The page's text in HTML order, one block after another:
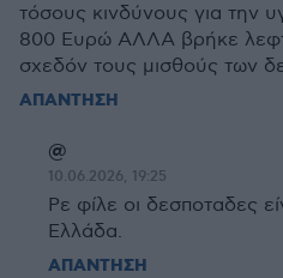
τόσους κινδύνους για την
800 Ευρώ ΑΛΛΑ βρήκε
σχεδόν τους μισθούς των
ΑΠΑΝΤΗΣΗ
@
10.06.2026, 19:25
Ρε φίλε οι δεσποταδες
Ελλάδα.
ΑΠΑΝΤΗΣΗ